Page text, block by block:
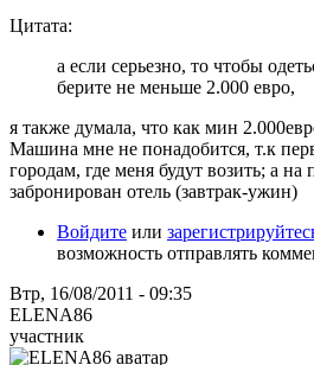
Цитата:
а если серьезно, то чтобы
берите не меньше 2.000 евро,
я также думала, что как мин
Машина мне не понадобится, т.к
городам, где меня будут возить; а
забронирован отель (завтрак-ужин)
Войдите или
возможность отправлять
Втр, 16/08/2011 - 09:35
ELENA86
участник